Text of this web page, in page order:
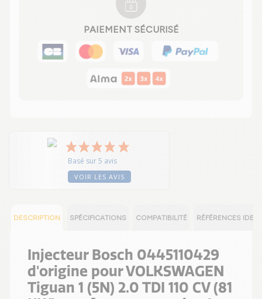
PAIEMENT SÉCURISÉ
Basé sur 5 avis
VOIR LES AVIS
DESCRIPTION SPÉCIFICATIONS COMPATIBILITÉ RÉFÉRENCES
Injecteur Bosch 0445110429
d'origine pour VOLKSWAGEN
Tiguan 1 (5N) 2.0 TDI 110 CV (81